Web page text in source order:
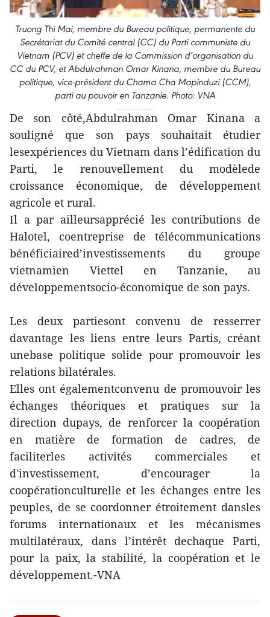
Truong Thi Mai, membre du Bureau politique, permanente du
Secrétariat du Comité central (CC) du Parti communiste du
Vietnam (PCV) et cheffe de la Commission d’organisation du
CC du PCV, et Abdulrahman Omar Kinana, membre du Bureau
politique, vice-président du Chama Cha Mapinduzi (CCM),
parti au pouvoir en Tanzanie. Photo: VNA
De son côté,Abdulrahman Omar Kinana a
souligné que son pays souhaitait étudier
lesexpériences du Vietnam dans l’édification du
Parti, le renouvellement du modèlede
croissance économique, de développement
agricole et rural.
Il a par ailleursapprécié les contributions de
Halotel, coentreprise de télécommunications
bénéficiaired’investissements du groupe
vietnamien Viettel en Tanzanie, au
développementsocio-économique de son pays.
Les deux partiesont convenu de resserrer
davantage les liens entre leurs Partis, créant
unebase politique solide pour promouvoir les
relations bilatérales.
Elles ont égalementconvenu de promouvoir les
échanges théoriques et pratiques sur la
direction dupays, de renforcer la coopération
en matière de formation de cadres, de
faciliterles activités commerciales et
d'investissement, d’encourager la
coopérationculturelle et les échanges entre les
peuples, de se coordonner étroitement dansles
forums internationaux et les mécanismes
multilatéraux, dans l’intérêt dechaque Parti,
pour la paix, la stabilité, la coopération et le
développement.-VNA